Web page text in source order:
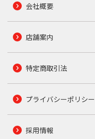
会社概要
店舗案内
特定商取引法
プライバシーポリシー
採用情報